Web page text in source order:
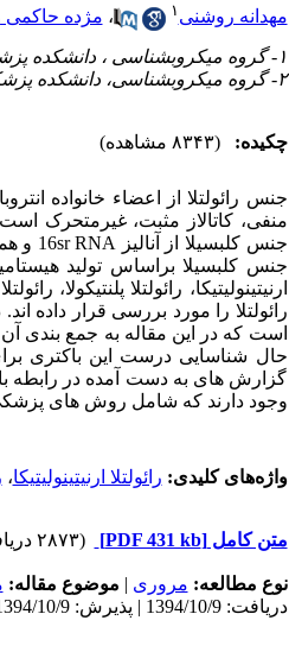
مهدانه روشنی ۱ ، مژده حاکمی
۱- گروه میکروبشناسی ، دانشکده پزشکی، دانشگاه علوم پزشکی شهید بهشتی تهران- ایران
۲- گروه میکروبشناسی، دانشکده پزشکی، دانشگاه علوم پزشکی شهید بهشتی تهران- ایران
چکیده: (۸۳۴۳ مشاهده)
جنس رائولتلا از اعضاء خانواده
منفی، کاتالاز مثبت، غیرمتحرک
جنس کلبسیلا از آنالیز
16sr RNA و
جنس کلبسیلا براساس تولید
ارنیتینولیتیکا، رائولتلا
رائولتلا را مورد بررسی قرار داده
است که در این مقاله به جمع بندی
حال شناسایی درست این باکتری
گزارش های به دست آمده در رابطه
وجود دارند که شامل روش های
واژه‌های کلیدی: رائولتلا ارنیتینولیتیکا،
متن کامل[PDF 431 kb] (۲۸۷۳ دریافت)
نوع مطالعه: مروری | موضوع مقاله:
دریافت: 1394/10/9 | پذیرش: 1394/10/9 | انتشار: 1394/10/9